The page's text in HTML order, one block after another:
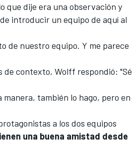
que dije era una observación y
introducir un equipo de aquí al
de nuestro equipo. Y me parece
de contexto, Wolff respondió: "Sé
también lo hago, pero en
a los dos equipos
una buena amistad desde